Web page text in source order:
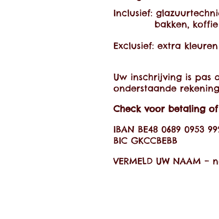
Inclusief:
bakken, koffie
Exclusief: extra
Uw inschrijving is pas
onderstaande
Check voor betaling
IBAN BE48 0689 0953
BIC GKCCBEBB
VERMELD UW